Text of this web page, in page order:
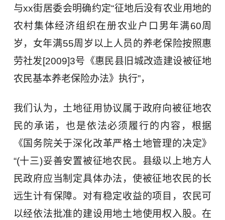
与xx街居委会明确约定“征地后没有农业用地的
农村集体经济组织在册农业户口男年满60周
岁，女年满55周岁以上人员的养老保险按照惠
劳社发[2009]3号《惠民县旧城改造建设被征地
农民基本养老保险办法》执行”，
我们认为，土地征用协议属于政府向被征地农
民的承诺，也是依法必须履行的内容，根据
《国务院关于深化改革严格土地管理的决定》
“(十三)妥善安置被征地农民。县级以上地方人
民政府应当制定具体办法，使被征地农民的长
远生计有保障。对有稳定收益的项目，农民可
以经依法批准的建设用地土地使用权入股。在